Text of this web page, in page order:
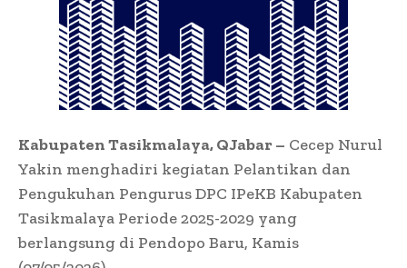
Kabupaten Tasikmalaya, QJabar – Cecep Nurul
Yakin menghadiri kegiatan Pelantikan dan
Pengukuhan Pengurus DPC IPeKB Kabupaten
Tasikmalaya Periode 2025-2029 yang
berlangsung di Pendopo Baru, Kamis